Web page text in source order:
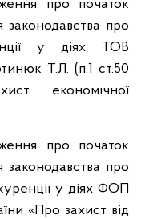
про початок
про
у діях ТОВ
Т.Л. (п.1 ст.50
економічної
про початок
про
у діях ФОП
«Про захист від